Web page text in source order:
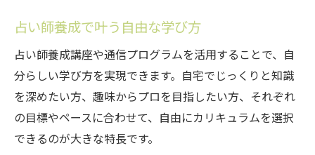
占い師養成で叶う自由な学び方
占い師養成講座や通信プログラムを活用することで、自
分らしい学び方を実現できます。自宅でじっくりと知識
を深めたい方、趣味からプロを目指したい方、それぞれ
の目標やペースに合わせて、自由にカリキュラムを選択
できるのが大きな特長です。